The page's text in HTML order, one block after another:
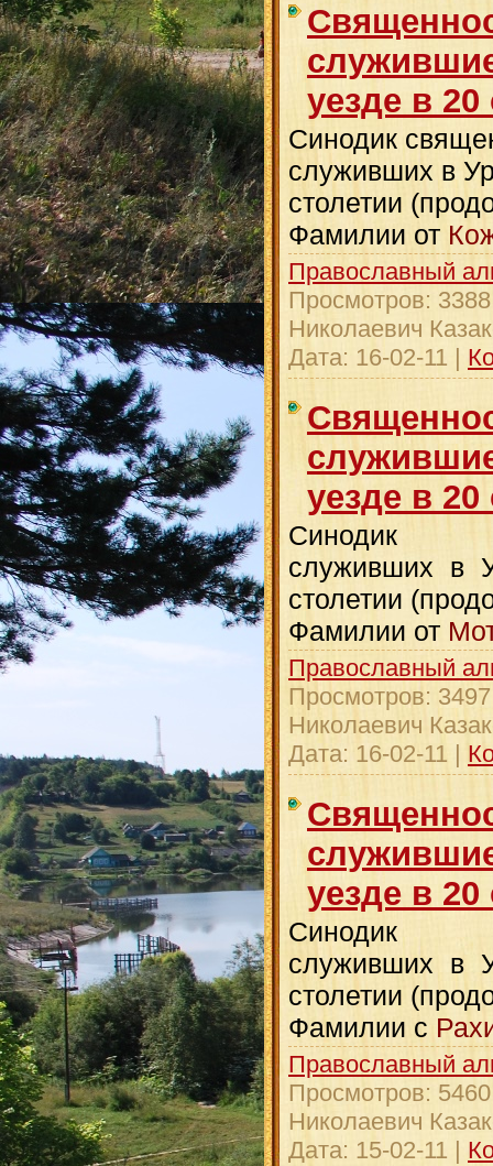
уезде в 20
Синодик
служивших в
столетии
Фамилии от
Православный
Просмотров: 3388
Николаевич
Дата: 16-02-11 |
уезде в 20
Синодик
служивших в
столетии
Фамилии от
Православный
Просмотров: 3497
Николаевич
Дата: 16-02-11 |
уезде в 20
Синодик
служивших в
столетии
Фамилии с
Православный
Просмотров: 5460
Николаевич
Дата: 15-02-11 |